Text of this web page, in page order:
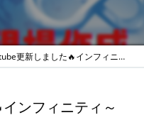
新しました🔥インフィニティ～起動から現場作成～
ンフィニティ～